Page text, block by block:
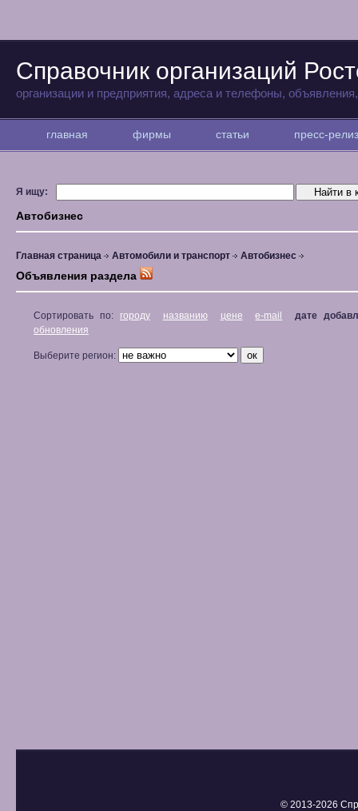
Справочник организаций
организации и предприятия, адреса и телефоны,
главная фирмы статьи пресс-
Я ищу:
Автобизнес
Главная страница Автомобили и транспорт Автобизнес
Объявления раздела
Сортировать по: городу названию цене e-mail
дате
обновления
Выберите регион:
© 2013-2026